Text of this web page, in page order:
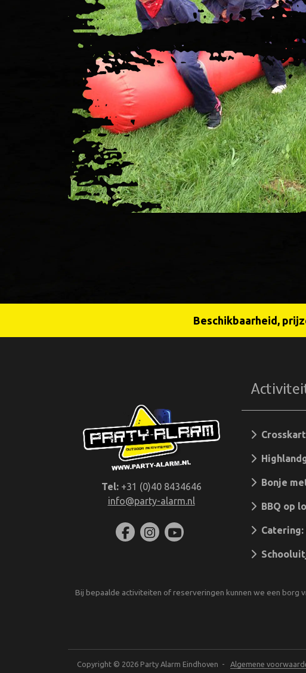
Beschikbaarheid,
Tel:+31 (0)40 8434646
info@party-alarm.nl
Bonje
BBQ op
Bij bepaalde activiteiten of reserveringen kunnen we een borg
Copyright © 2026 Party Alarm Eindhoven - Algemene